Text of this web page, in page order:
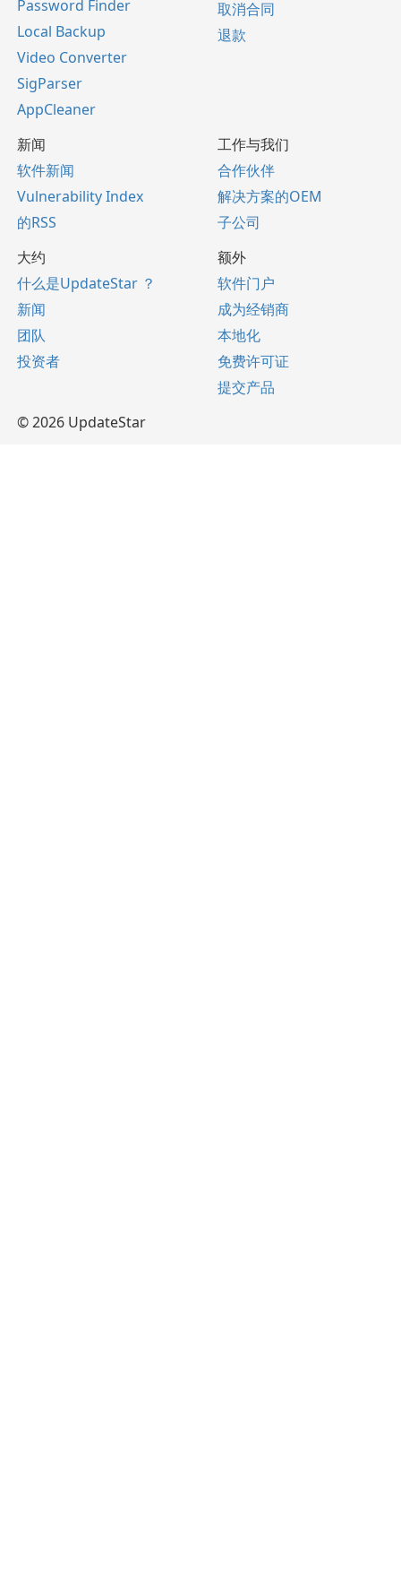
Password Finder
Local Backup
Video Converter
SigParser
AppCleaner
取消合同
退款
新闻
软件新闻
Vulnerability Index
的RSS
工作与我们
合作伙伴
解决方案的OEM
子公司
大约
什么是UpdateStar ？
新闻
团队
投资者
额外
软件门户
成为经销商
本地化
免费许可证
提交产品
© 2026 UpdateStar